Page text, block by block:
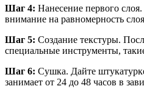
Шаг 4: Нанесение первого
внимание на равномерность
Шаг 5: Создание текстуры.
специальные инструменты,
Шаг 6: Сушка. Дайте
занимает от 24 до 48 часов в